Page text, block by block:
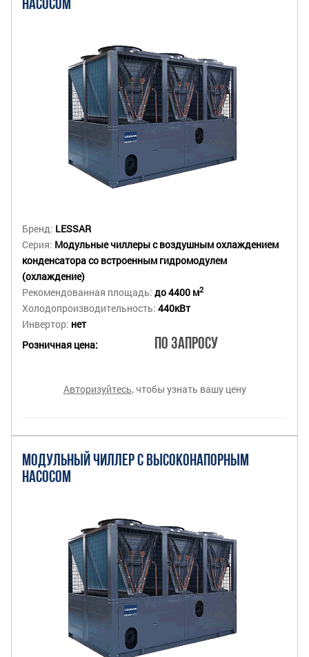
НАСОСОМ
Бренд: LESSAR
Серия: Модульные чиллеры с воздушным охлаждением
конденсатора со встроенным гидромодулем
(охлаждение)
Рекомендованная площадь: до 4400 м2
Холодопроизводительность: 440кВт
Инвертор: нет
Розничная цена:
По запросу
Авторизуйтесь, чтобы узнать вашу цену
МОДУЛЬНЫЙ ЧИЛЛЕР С ВЫСОКОНАПОРНЫМ
НАСОСОМ